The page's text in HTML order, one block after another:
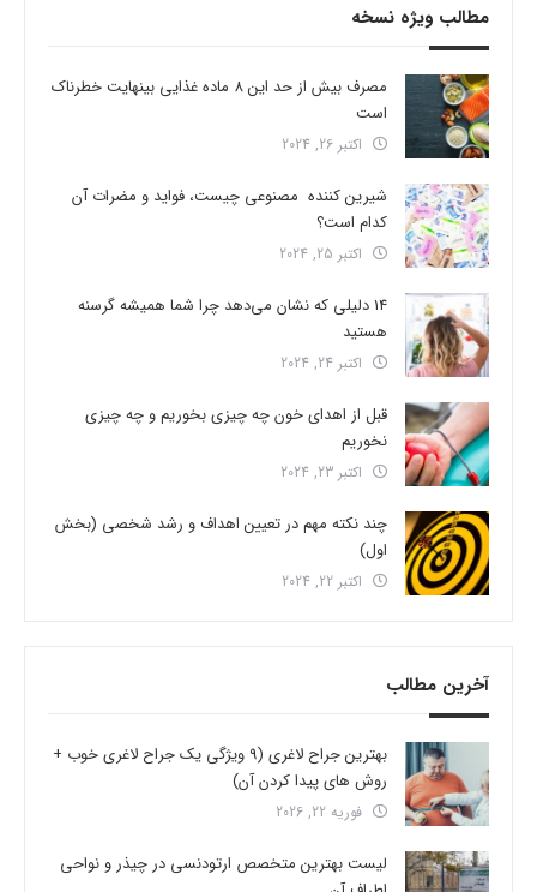
مطالب ویژه نسخه
مصرف بیش از حد این 8 ماده غذایی بینهایت خطرناک
است
اکتبر 26, 2024
شیرین کننده مصنوعی چیست، فواید و مضرات آن
کدام است؟
اکتبر 25, 2024
14 دلیلی که نشان می‌دهد چرا شما همیشه گرسنه
هستید
اکتبر 24, 2024
قبل از اهدای خون چه چیزی بخوریم و چه چیزی
نخوریم
اکتبر 23, 2024
چند نکته مهم در تعیین اهداف و رشد شخصی (بخش
اول)
اکتبر 22, 2024
آخرین مطالب
بهترین جراح لاغری (9 ویژگی یک جراح لاغری خوب +
روش های پیدا کردن آن)
فوریه 22, 2026
لیست بهترین متخصص ارتودنسی در چیذر و نواحی